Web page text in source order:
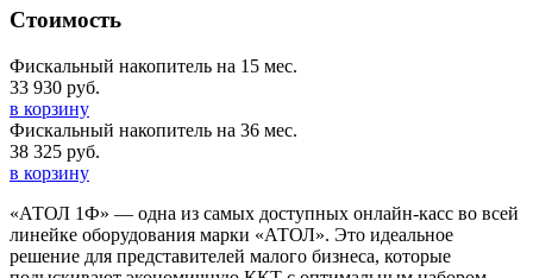
Стоимость
Фискальный накопитель на 15 мес.
33 930 руб.
в корзину
Фискальный накопитель на 36 мес.
38 325 руб.
в корзину
«АТОЛ 1Ф» — одна из самых доступных онлайн-касс во всей
линейке оборудования марки «АТОЛ». Это идеальное
решение для представителей малого бизнеса, которые